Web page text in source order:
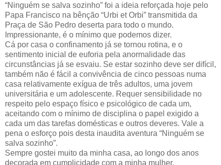
“Ninguém se salva sozinho” foi a ideia reforçada hoje pelo
Papa Francisco na bênção “Urbi et Orbi” transmitida da
Praça de São Pedro deserta para todo o mundo.
Impressionante, é o mínimo que podemos dizer.
Cá por casa o confinamento já se tornou rotina, e o
sentimento inicial de euforia pela anormalidade das
circunstâncias já se esvaiu. Se estar sozinho deve ser difícil,
também não é fácil a convivência de cinco pessoas numa
casa relativamente exígua de três adultos, uma jovem
universitária e um adolescente. Requer sensibilidade no
respeito pelo espaço físico e psicológico de cada um,
aceitando com o mínimo de disciplina o papel exigido a
cada um das tarefas domésticas e outros deveres. Vale a
pena o esforço pois desta inaudita aventura “Ninguém se
salva sozinho”.
Sempre gostei muito da minha casa, ao longo dos anos
decorada em cumplicidade com a minha mulher,